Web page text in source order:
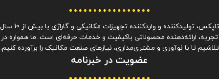
تاپکس، تولیدکننده و واردکننده تجهیزات مکانیکی و گاراژی با بیش از 10 سال
تجربه، ارائه‌دهنده محصولاتی باکیفیت و خدمات حرفه‌ای است. ما همواره در
تلاشیم تا با نوآوری و مشتری‌مداری، نیازهای صنعت مکانیک را برآورده کنیم.
عضویت در خبرنامه